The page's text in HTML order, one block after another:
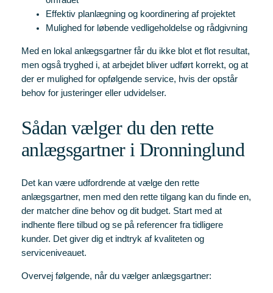
Effektiv planlægning og koordinering af projektet
Mulighed for løbende vedligeholdelse og rådgivning
Med en lokal anlægsgartner får du ikke blot et flot resultat,
men også tryghed i, at arbejdet bliver udført korrekt, og at
der er mulighed for opfølgende service, hvis der opstår
behov for justeringer eller udvidelser.
Sådan vælger du den rette
anlægsgartner i Dronninglund
Det kan være udfordrende at vælge den rette
anlægsgartner, men med den rette tilgang kan du finde en,
der matcher dine behov og dit budget. Start med at
indhente flere tilbud og se på referencer fra tidligere
kunder. Det giver dig et indtryk af kvaliteten og
serviceniveauet.
Overvej følgende, når du vælger anlægsgartner: